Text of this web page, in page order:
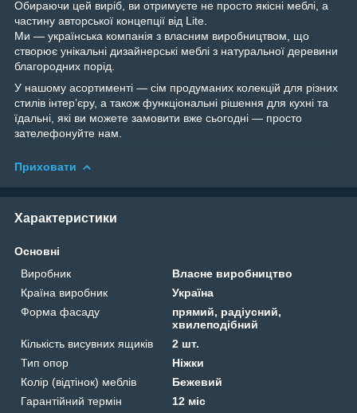
Обираючи цей виріб, ви отримуєте не просто якісні меблі, а
частину авторської концепції від Lite.
Ми — українська компанія з власним виробництвом, що
створює унікальні дизайнерські меблі з натуральної деревини
благородних порід.
У нашому асортименті — сім продуманих колекцій для різних
стилів інтер’єру, а також функціональні рішення для кухні та
їдальні, які ви можете замовити вже сьогодні — просто
зателефонуйте нам.
Приховати
Характеристики
Основні
Виробник
Власне виробництво
Країна виробник
Україна
Форма фасаду
прямий, радіусний,
хвилеподібний
Кількість висувних ящиків
2 шт.
Тип опор
Ніжки
Колір (відтінок) меблів
Бежевий
Гарантійний термін
12 міс